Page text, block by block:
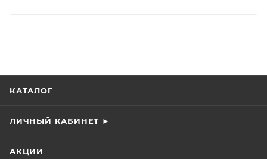
КАТАЛОГ
ЛИЧНЫЙ КАБИНЕТ ►
АКЦИИ